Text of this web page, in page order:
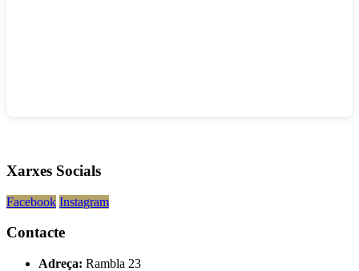
Xarxes Socials
Facebook Instagram
Contacte
Adreça: Rambla 23